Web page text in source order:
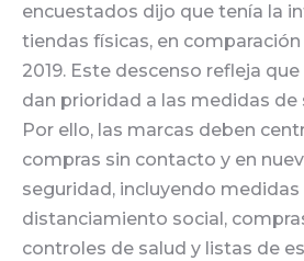
encuestados dijo que tenía la
tiendas físicas, en comparación
2019. Este descenso refleja
dan prioridad a las medidas de
Por ello, las marcas deben
compras sin contacto y en
seguridad, incluyendo medidas
distanciamiento social,
controles de salud y listas de